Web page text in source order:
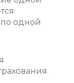
по одной